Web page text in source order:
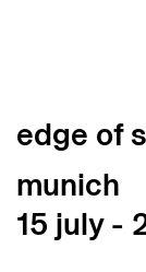
edge of
15 july -
munich